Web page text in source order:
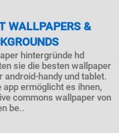
WALLPAPERS &
hintergründe hd
sie die besten wallpaper
android-handy und tablet.
app ermöglicht es ihnen,
commons wallpaper von
be..